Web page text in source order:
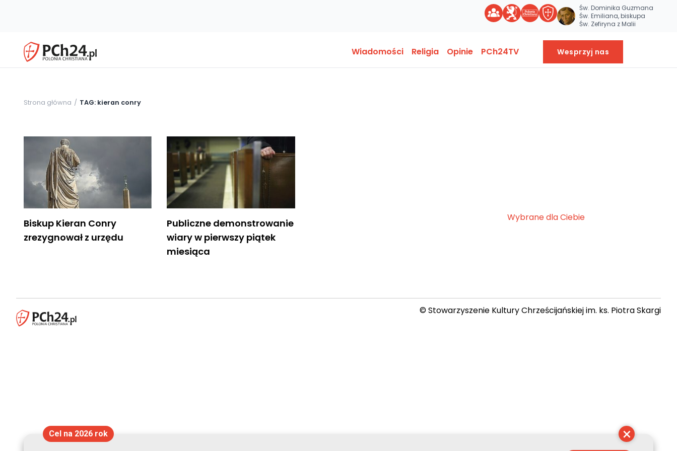
Św. Dominika Guzmana
Św. Emiliana, biskupa
Św. Zefiryna z Malii
Wiadomości Religia Opinie PCh24TV Wesprzyj nas
Strona główna TAG: kieran conry
Biskup Kieran Conry
zrezygnował z urzędu
Publiczne demonstrowanie
wiary w pierwszy piątek
miesiąca
Wybrane dla Ciebie
© Stowarzyszenie Kultury Chrześcijańskiej im. ks. Piotra Skargi
×
Cel na 2026 rok